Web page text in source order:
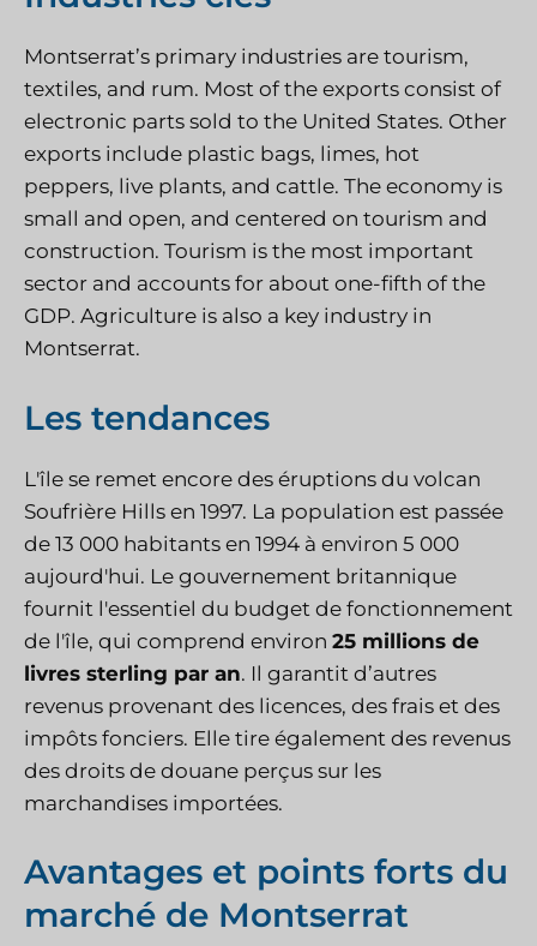
Montserrat’s primary industries are tourism,
textiles, and rum. Most of the exports consist of
electronic parts sold to the United States. Other
exports include plastic bags, limes, hot
peppers, live plants, and cattle. The economy is
small and open, and centered on tourism and
construction. Tourism is the most important
sector and accounts for about one-fifth of the
GDP. Agriculture is also a key industry in
Montserrat.
Les tendances
L'île se remet encore des éruptions du volcan
Soufrière Hills en 1997. La population est passée
de 13 000 habitants en 1994 à environ 5 000
aujourd'hui. Le gouvernement britannique
fournit l'essentiel du budget de fonctionnement
de l'île, qui comprend environ 25 millions de
livres sterling par an. Il garantit d’autres
revenus provenant des licences, des frais et des
impôts fonciers. Elle tire également des revenus
des droits de douane perçus sur les
marchandises importées.
Avantages et points forts du
marché de Montserrat